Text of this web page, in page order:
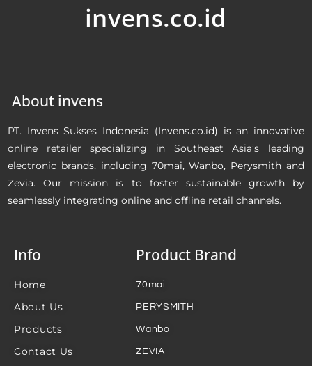
invens.co.id
About invens
PT. Invens Sukses Indonesia (Invens.co.id) is an innovative
online retailer specializing in Southeast Asia’s leading
electronic brands, including 70mai, Wanbo, Perysmith and
Zevia. Our mission is to foster sustainable growth by
seamlessly integrating online and offline retail channels.
Info
Home
About Us
Products
Contact Us
Product Brand
70mai
PERYSMITH
Wanbo
ZEVIA